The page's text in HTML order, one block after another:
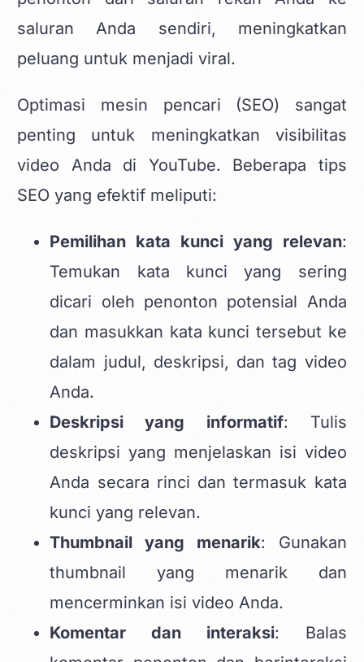
saluran Anda sendiri, meningkatkan
peluang untuk menjadi viral.
Optimasi mesin pencari (SEO) sangat
penting untuk meningkatkan visibilitas
video Anda di YouTube. Beberapa tips
SEO yang efektif meliputi:
Pemilihan kata kunci yang relevan:
Temukan kata kunci yang sering
dicari oleh penonton potensial Anda
dan masukkan kata kunci tersebut ke
dalam judul, deskripsi, dan tag video
Anda.
Deskripsi yang informatif: Tulis
deskripsi yang menjelaskan isi video
Anda secara rinci dan termasuk kata
kunci yang relevan.
Thumbnail yang menarik: Gunakan
thumbnail yang menarik dan
mencerminkan isi video Anda.
Komentar dan interaksi: Balas